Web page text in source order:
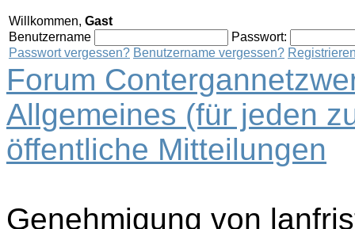
Willkommen, Gast
Benutzername
Passwort:
Passwort vergessen? Benutzername vergessen?
Forum
Allgemeines (für jeden
öffentliche Mitteilungen
Genehmigung von